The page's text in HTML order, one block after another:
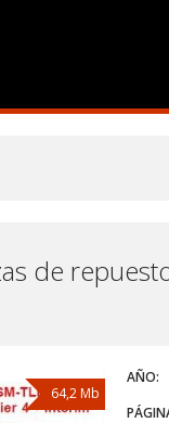
de
64,2 Mb
AÑO: